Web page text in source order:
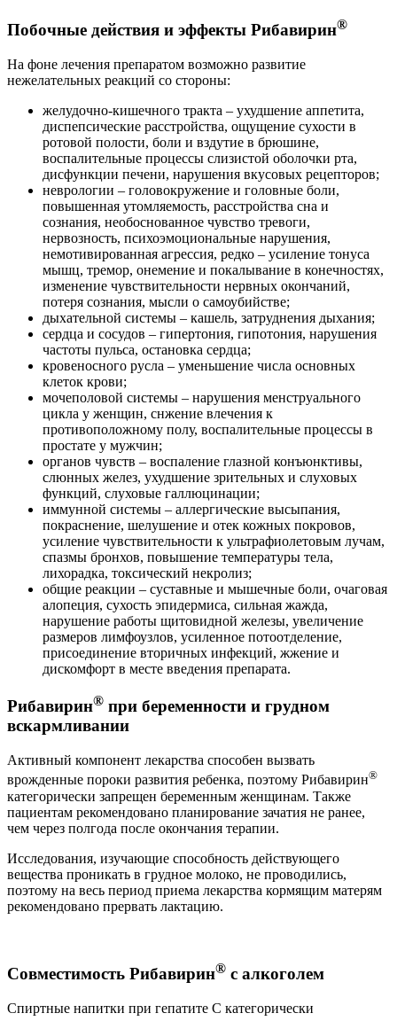
Побочные действия и эффекты Рибавирин®
На фоне лечения препаратом возможно развитие
нежелательных реакций со стороны:
желудочно-кишечного тракта – ухудшение аппетита,
диспепсические расстройства, ощущение сухости в
ротовой полости, боли и вздутие в брюшине,
воспалительные процессы слизистой оболочки рта,
дисфункции печени, нарушения вкусовых рецепторов;
неврологии – головокружение и головные боли,
повышенная утомляемость, расстройства сна и
сознания, необоснованное чувство тревоги,
нервозность, психоэмоциональные нарушения,
немотивированная агрессия, редко – усиление тонуса
мышц, тремор, онемение и покалывание в конечностях,
изменение чувствительности нервных окончаний,
потеря сознания, мысли о самоубийстве;
дыхательной системы – кашель, затруднения дыхания;
сердца и сосудов – гипертония, гипотония, нарушения
частоты пульса, остановка сердца;
кровеносного русла – уменьшение числа основных
клеток крови;
мочеполовой системы – нарушения менструального
цикла у женщин, снжение влечения к
противоположному полу, воспалительные процессы в
простате у мужчин;
органов чувств – воспаление глазной конъюнктивы,
слюнных желез, ухудшение зрительных и слуховых
функций, слуховые галлюцинации;
иммунной системы – аллергические высыпания,
покраснение, шелушение и отек кожных покровов,
усиление чувствительности к ультрафиолетовым лучам,
спазмы бронхов, повышение температуры тела,
лихорадка, токсический некролиз;
общие реакции – суставные и мышечные боли, очаговая
алопеция, сухость эпидермиса, сильная жажда,
нарушение работы щитовидной железы, увеличение
размеров лимфоузлов, усиленное потоотделение,
присоединение вторичных инфекций, жжение и
дискомфорт в месте введения препарата.
Рибавирин® при беременности и грудном
вскармливании
Активный компонент лекарства способен вызвать
врожденные пороки развития ребенка, поэтому Рибавирин®
категорически запрещен беременным женщинам. Также
пациентам рекомендовано планирование зачатия не ранее,
чем через полгода после окончания терапии.
Исследования, изучающие способность действующего
вещества проникать в грудное молоко, не проводились,
поэтому на весь период приема лекарства кормящим матерям
рекомендовано прервать лактацию.
Совместимость Рибавирин® с алкоголем
Спиртные напитки при гепатите С категорически